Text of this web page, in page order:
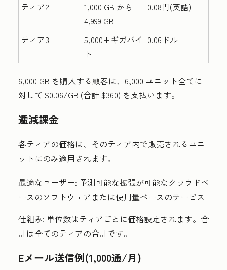
ティア2
1,000 GB から
4,999 GB
0.08円(英語)
ティア3
5,000+ギガバイ
ト
0.06ドル
6,000 GB を購入する顧客は、6,000 ユニット全てに
対して $0.06/GB (合計 $360) を支払います。
逓減課金
各ティアの価格は、そのティア内で販売されるユニ
ットにのみ適用されます。
最適なユーザー: 予測可能な拡張が可能なクラウドベ
ースのソフトウェアまたは使用量ベースのサービス
仕組み: 単位数はティアごとに価格設定されます。合
計は全てのティアの合計です。
Eメール送信例(1,000通/月)